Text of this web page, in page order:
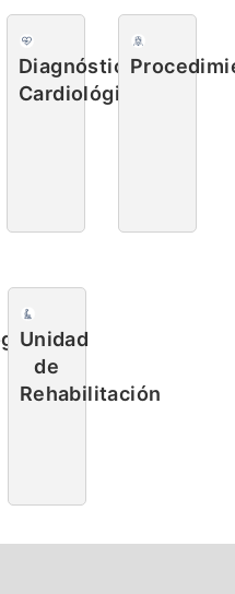
Diagnóstico
Cardiológico
Unidad
de
Rehabilitación